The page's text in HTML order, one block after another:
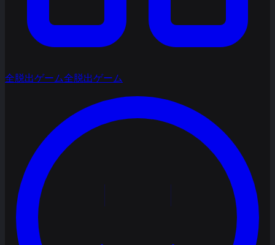
全脱出ゲーム全脱出ゲーム